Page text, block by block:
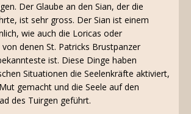
Der Glaube an den Sian, der die
ist sehr gross. Der Sian ist einem
wie auch die Loricas oder
denen St. Patricks Brustpanzer
ist. Diese Dinge haben
Situationen die Seelenkräfte aktiviert,
gemacht und die Seele auf den
des Tuirgen geführt.